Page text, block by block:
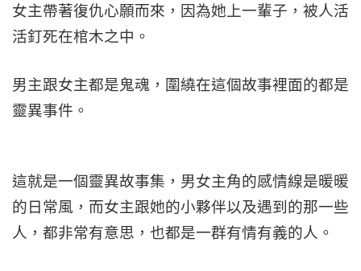
女主帶著復仇心願而來，因為她上一輩子，被人活
活釘死在棺木之中。
男主跟女主都是鬼魂，圍繞在這個故事裡面的都是
靈異事件。
這就是一個靈異故事集，男女主角的感情線是暖暖
的日常風，而女主跟她的小夥伴以及遇到的那一些
人，都非常有意思，也都是一群有情有義的人。